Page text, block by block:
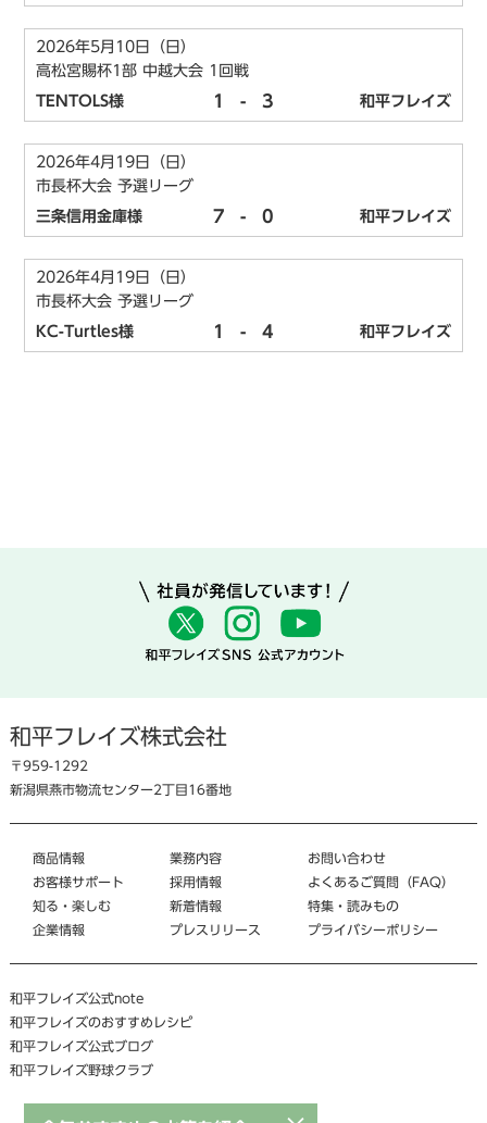
2026年5月10日（日）
高松宮賜杯1部 中越大会 1回戦
TENTOLS様 1 - 3 和平フレイズ
2026年4月19日（日）
市長杯大会 予選リーグ
三条信用金庫様 7 - 0 和平フレイズ
2026年4月19日（日）
市長杯大会 予選リーグ
KC-Turtles様 1 - 4 和平フレイズ
和平フレイズ株式会社
〒959-1292
新潟県燕市物流センター2丁目16番地
商品情報
お客様サポート
知る・楽しむ
企業情報
業務内容
採用情報
新着情報
プレスリリース
お問い合わせ
よくあるご質問（FAQ）
特集・読みもの
プライバシーポリシー
和平フレイズ公式note
和平フレイズのおすすめレシピ
和平フレイズ公式ブログ
和平フレイズ野球クラブ